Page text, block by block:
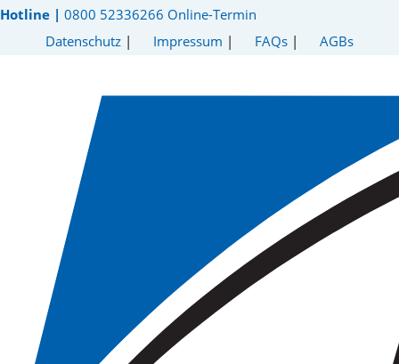
Hotline | 0800 52336266 Online-Termin
Datenschutz | Impressum | FAQs | AGBs